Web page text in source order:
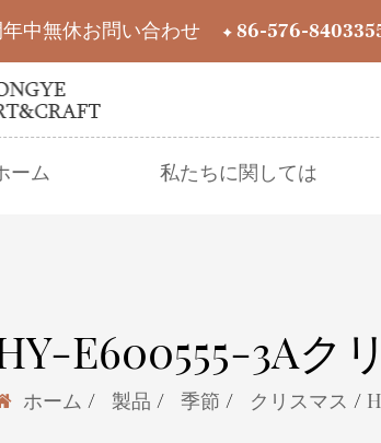
中無休お問い合わせ + 86-576-
ーム 私たちに関しては
E600555-3Aク
ホーム / 製品 / 季節 / クリスマス /